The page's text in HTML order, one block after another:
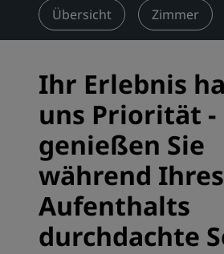
Übersicht Zimmer
Ihr Erlebnis
uns Priorität -
genießen Sie
während Ihres
Aufenthalts
durchdachte